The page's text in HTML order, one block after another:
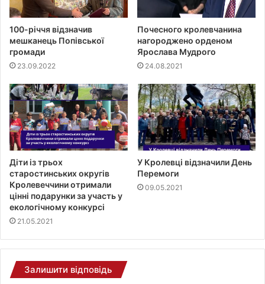
100-річчя відзначив
мешканець Попівської
громади
23.09.2022
Почесного кролевчанина
нагороджено орденом
Ярослава Мудрого
24.08.2021
Діти із трьох
старостинських округів
Кролевеччини отримали
цінні подарунки за участь у
екологічному конкурсі
21.05.2021
У Кролевці відзначили День
Перемоги
09.05.2021
Залишити відповідь